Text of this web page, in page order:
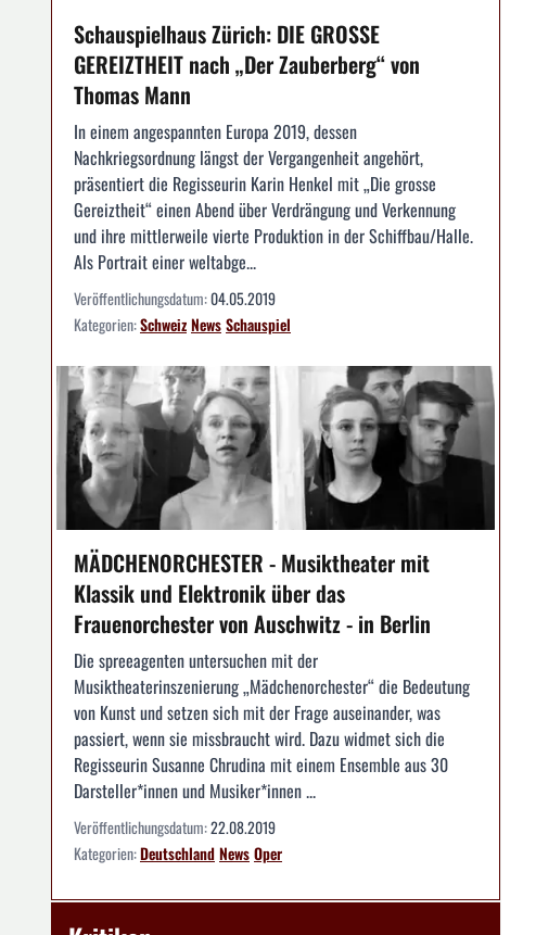
Schauspielhaus Zürich: DIE GROSSE
GEREIZTHEIT nach „Der Zauberberg“ von
Thomas Mann
In einem angespannten Europa 2019, dessen
Nachkriegsordnung längst der Vergangenheit angehört,
präsentiert die Regisseurin Karin Henkel mit „Die grosse
Gereiztheit“ einen Abend über Verdrängung und Verkennung
und ihre mittlerweile vierte Produktion in der Schiffbau/Halle.
Als Portrait einer weltabge...
Veröffentlichungsdatum:04.05.2019
Kategorien:SchweizNewsSchauspiel
MÄDCHENORCHESTER - Musiktheater mit
Klassik und Elektronik über das
Frauenorchester von Auschwitz - in Berlin
Die spreeagenten untersuchen mit der
Musiktheaterinszenierung „Mädchenorchester“ die Bedeutung
von Kunst und setzen sich mit der Frage auseinander, was
passiert, wenn sie missbraucht wird. Dazu widmet sich die
Regisseurin Susanne Chrudina mit einem Ensemble aus 30
Darsteller*innen und Musiker*innen ...
Veröffentlichungsdatum:22.08.2019
Kategorien:DeutschlandNewsOper